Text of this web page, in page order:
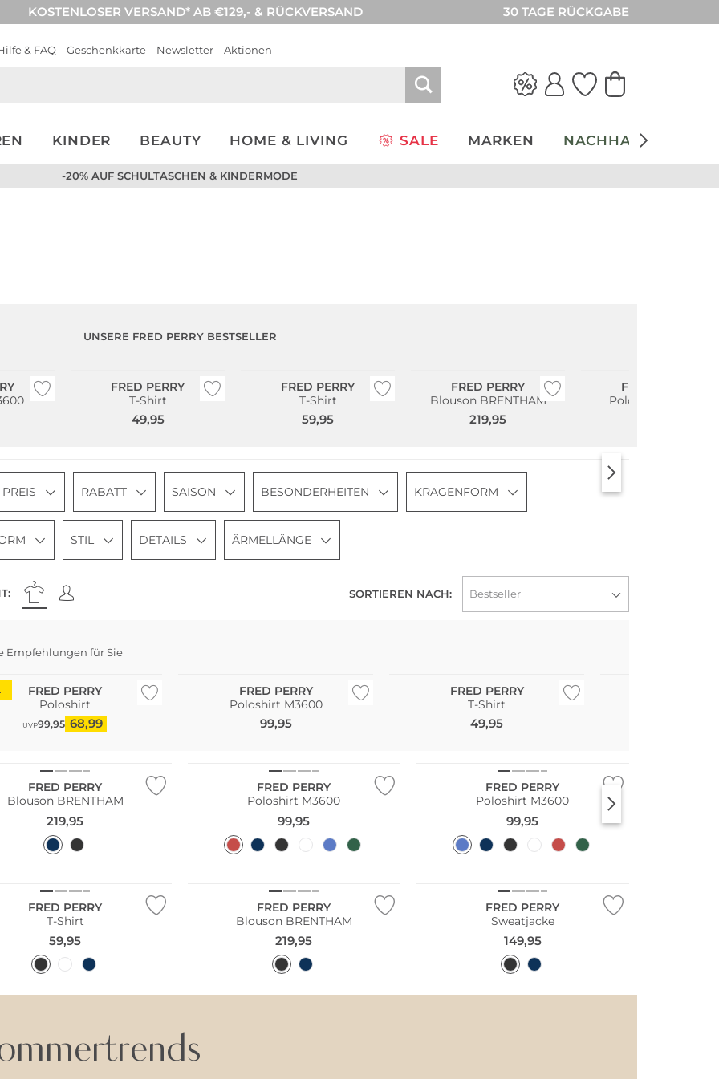
KOSTENLOSER VERSAND* AB €129,- & RÜCKVERSAND 30 TAGE RÜCKGABE
& FAQ Geschenkkarte Newsletter Aktionen
KINDER BEAUTY HOME & LIVING SALE MARKEN NACHHALTIGKEIT
-20% AUF SCHULTASCHEN & KINDERMODE
UNSERE FRED PERRY BESTSELLER
FRED PERRY
T-Shirt
49,95
FRED PERRY
T-Shirt
59,95
FRED PERRY
Blouson BRENTHAM
219,95
FRED PERRY
Poloshirt Slim Fit
PREIS RABATT SAISON BESONDERHEITEN KRAGENFORM
STIL DETAILS ÄRMELLÄNGE
SORTIEREN NACH:
Empfehlungen für Sie
FRED PERRY
Poloshirt
UVP99,95 68,99
FRED PERRY
Poloshirt M3600
99,95
FRED PERRY
T-Shirt
49,95
FRED PERRY
Blouson BRENTHAM
219,95
FRED PERRY
Poloshirt M3600
99,95
FRED PERRY
Poloshirt M3600
99,95
FRED PERRY
T-Shirt
59,95
FRED PERRY
Blouson BRENTHAM
219,95
FRED PERRY
Sweatjacke
149,95